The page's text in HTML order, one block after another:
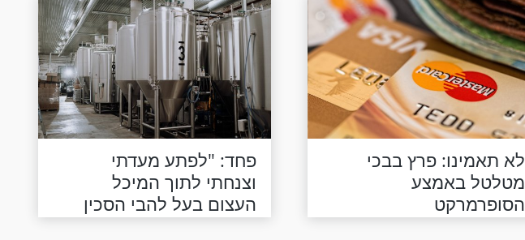
לא תאמינו: פרץ בבכי
מטלטל באמצע
הסופרמרקט
פחד: "לפתע מעדתי
וצנחתי לתוך המיכל
העצום בעל להבי הסכין
המשוננים..."